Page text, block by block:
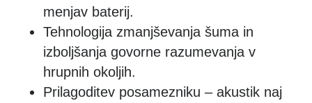
menjav baterij.
Tehnologija zmanjševanja šuma in
izboljšanja govorne razumevanja v
hrupnih okoljih.
Prilagoditev posamezniku – akustik naj